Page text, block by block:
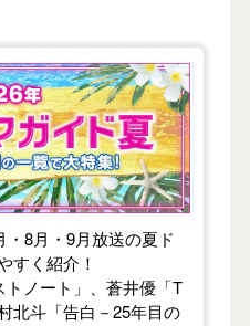
ガイド
8月・9月放送の夏ド
すく紹介！
ノート」、蒼井優「T
北斗「告白－25年目の